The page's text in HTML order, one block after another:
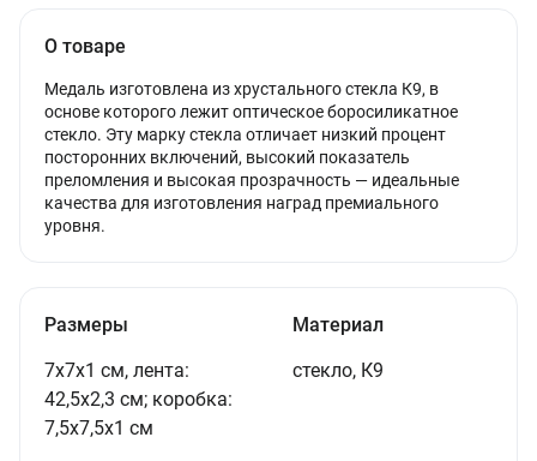
О товаре
Медаль изготовлена из хрустального стекла К9, в
основе которого лежит оптическое боросиликатное
стекло. Эту марку стекла отличает низкий процент
посторонних включений, высокий показатель
преломления и высокая прозрачность — идеальные
качества для изготовления наград премиального
уровня.
Размеры
7х7х1 см, лента:
42,5х2,3 см; коробка:
7,5х7,5х1 см
Материал
стекло, К9